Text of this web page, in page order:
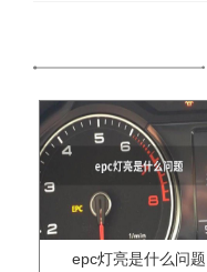
epc灯亮是什么问题